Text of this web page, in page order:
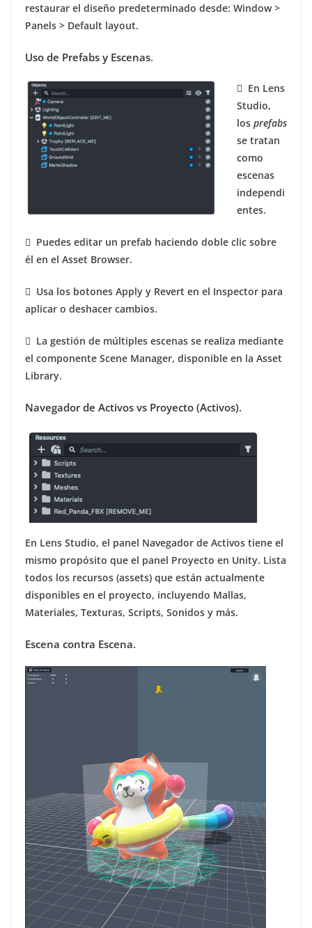
restaurar el diseño predeterminado desde: Window >
Panels > Default layout.
Uso de Prefabs y Escenas.
 En Lens
Studio,
los prefabs
se tratan
como
escenas
independi
entes.
 Puedes editar un prefab haciendo doble clic sobre
él en el Asset Browser.
 Usa los botones Apply y Revert en el Inspector para
aplicar o deshacer cambios.
 La gestión de múltiples escenas se realiza mediante
el componente Scene Manager, disponible en la Asset
Library.
Navegador de Activos vs Proyecto (Activos).
En Lens Studio, el panel Navegador de Activos tiene el
mismo propósito que el panel Proyecto en Unity. Lista
todos los recursos (assets) que están actualmente
disponibles en el proyecto, incluyendo Mallas,
Materiales, Texturas, Scripts, Sonidos y más.
Escena contra Escena.